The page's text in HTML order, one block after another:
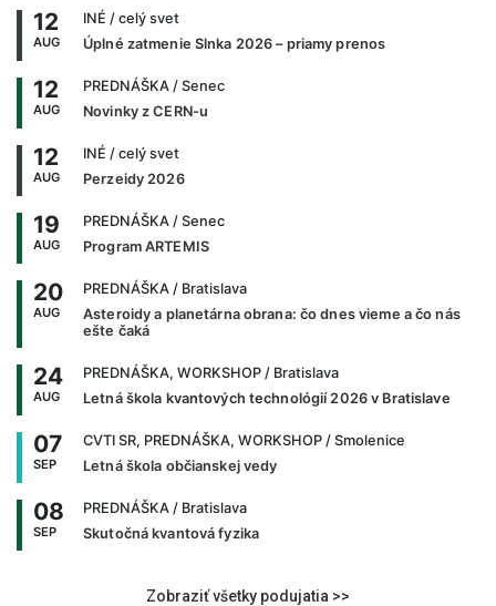
12
AUG
INÉ / celý svet
Úplné zatmenie Slnka 2026 – priamy prenos
12
AUG
PREDNÁŠKA / Senec
Novinky z CERN-u
12
AUG
INÉ / celý svet
Perzeidy 2026
19
AUG
PREDNÁŠKA / Senec
Program ARTEMIS
20
AUG
PREDNÁŠKA / Bratislava
Asteroidy a planetárna obrana: čo dnes vieme a čo nás
ešte čaká
24
AUG
PREDNÁŠKA, WORKSHOP / Bratislava
Letná škola kvantových technológií 2026 v Bratislave
07
SEP
CVTI SR, PREDNÁŠKA, WORKSHOP / Smolenice
Letná škola občianskej vedy
08
SEP
PREDNÁŠKA / Bratislava
Skutočná kvantová fyzika
Zobraziť všetky podujatia >>